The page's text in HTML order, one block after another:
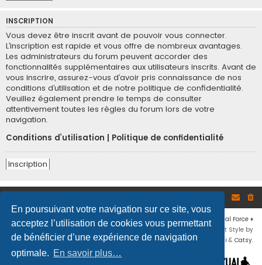
En poursuivant votre navigation sur ce site, vous
acceptez l’utilisation de cookies vous permettant
de bénéficier d’une expérience de navigation
optimale. En savoir plus…
INSCRIPTION
Vous devez être inscrit avant de pouvoir vous connecter.
L’inscription est rapide et vous offre de nombreux avantages.
Les administrateurs du forum peuvent accorder des
fonctionnalités supplémentaires aux utilisateurs inscrits. Avant de
vous inscrire, assurez-vous d’avoir pris connaissance de nos
conditions d’utilisation et de notre politique de confidentialité.
Veuillez également prendre le temps de consulter
attentivement toutes les règles du forum lors de votre
navigation.
Conditions d’utilisation
Politique de confidentialité
Inscription
Développé par phpBB ® Forum Software © phpBB Limited ♦ © 2019 Virtual Force ♦
Communauté Steam
Confidentialité
Flat Style by
Ian Bradley♦ Adapté par Mogwaii & Catsy.